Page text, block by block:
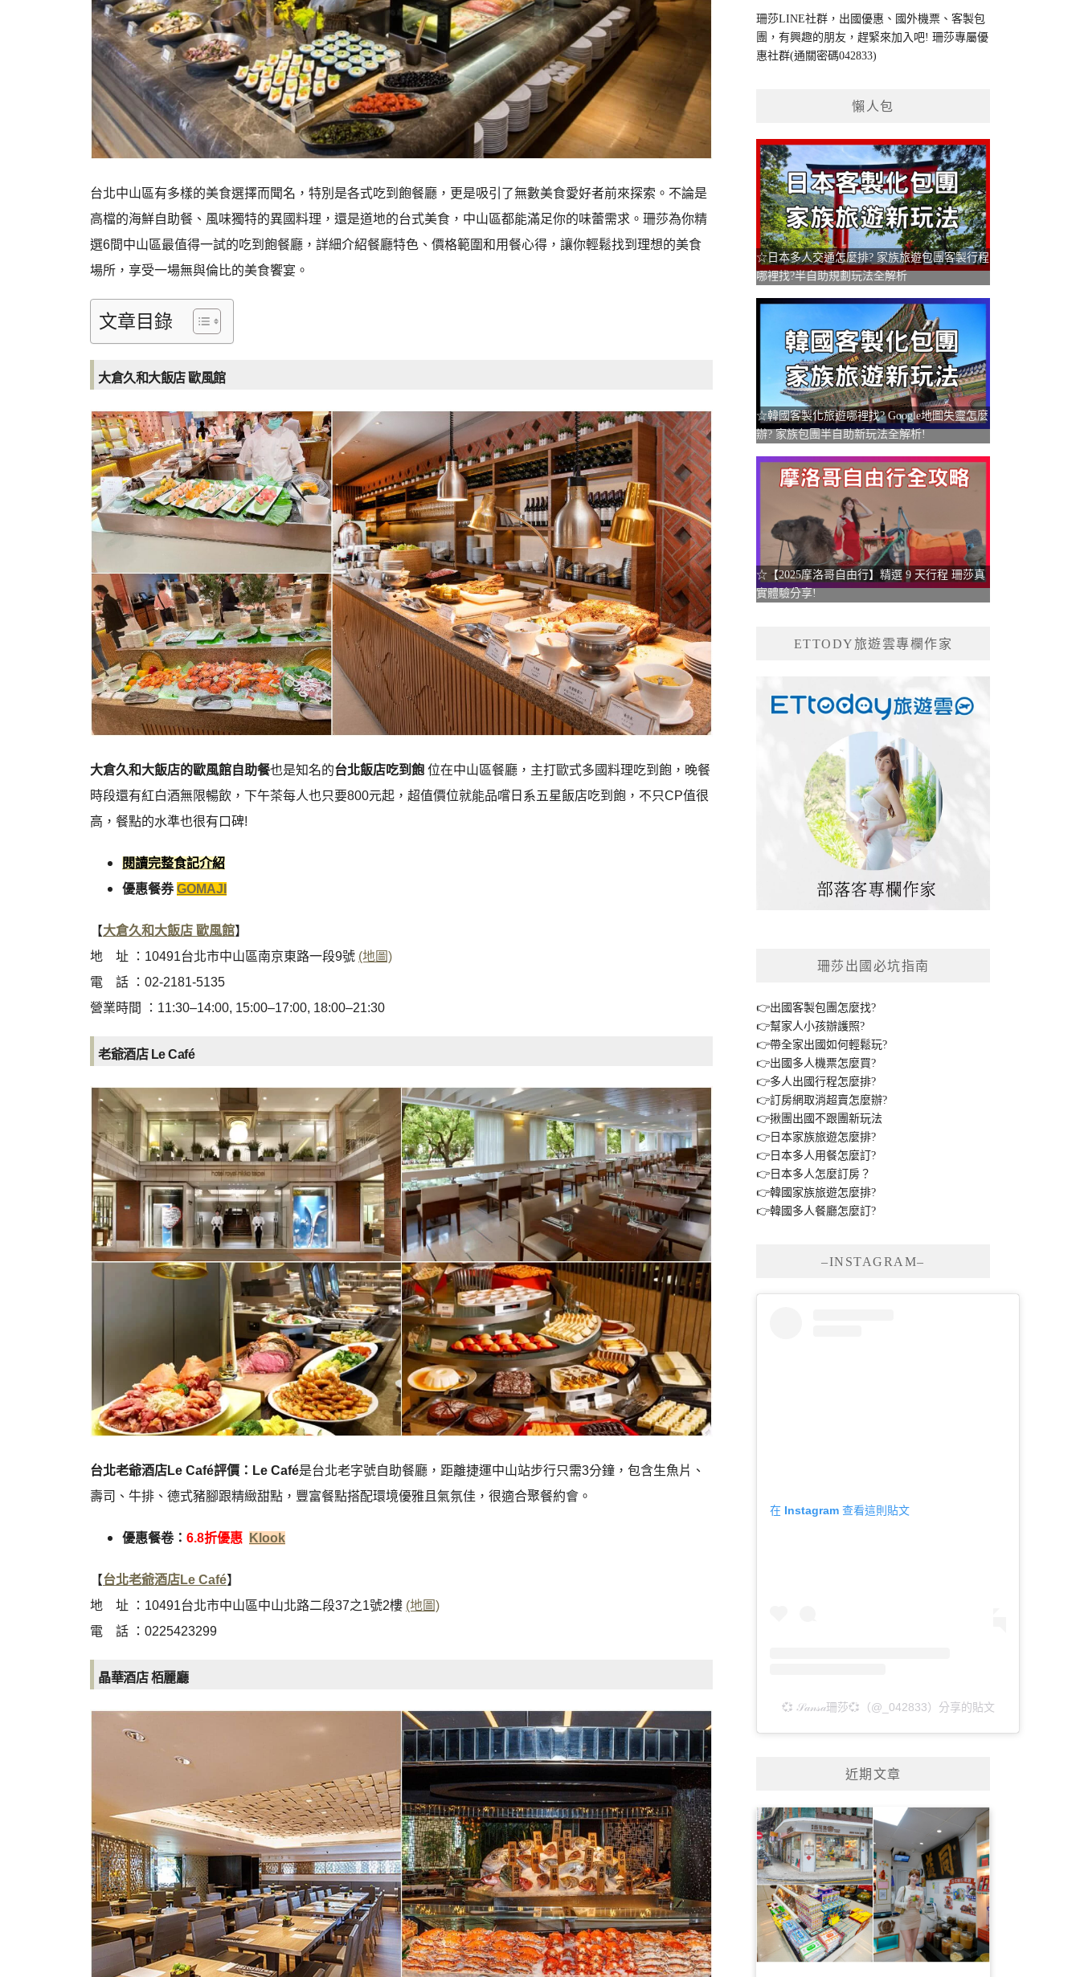
台北中山區有多樣的美食選擇而聞名，特別是各式吃到飽餐廳，更是吸引了無數美食愛好者前來探索。不論是
高檔的海鮮自助餐、風味獨特的異國料理，還是道地的台式美食，中山區都能滿足你的味蕾需求。珊莎為你精
選6間中山區最值得一試的吃到飽餐廳，詳細介紹餐廳特色、價格範圍和用餐心得，讓你輕鬆找到理想的美食
場所，享受一場無與倫比的美食饗宴。
文章目錄
大倉久和大飯店 歐風館
大倉久和大飯店的歐風館自助餐也是知名的台北飯店吃到飽 位在中山區餐廳，主打歐式多國料理吃到飽，晚餐
時段還有紅白酒無限暢飲，下午茶每人也只要800元起，超值價位就能品嚐日系五星飯店吃到飽，不只CP值很
高，餐點的水準也很有口碑!
閱讀完整食記介紹
優惠餐券GOMAJI
【大倉久和大飯店 歐風館】
地 址 ：10491台北市中山區南京東路一段9號 (地圖)
電 話 ：02-2181-5135
營業時間 ：11:30–14:00, 15:00–17:00, 18:00–21:30
老爺酒店 Le Café
台北老爺酒店Le Café評價：Le Café是台北老字號自助餐廳，距離捷運中山站步行只需3分鐘，包含生魚片、
壽司、牛排、德式豬腳跟精緻甜點，豐富餐點搭配環境優雅且氣氛佳，很適合聚餐約會。
優惠餐卷： 6.8折優惠 Klook
【台北老爺酒店Le Café】
地 址 ：10491台北市中山區中山北路二段37之1號2樓 (地圖)
電 話 ：0225423299
晶華酒店栢麗廳
珊莎LINE社群，出國優惠、國外機票、客製包
團，有興趣的朋友，趕緊來加入吧!珊莎專屬優
惠社群(通關密碼042833)
懶人包
☆日本多人交通怎麼排? 家族旅遊包團客製行程
哪裡找?半自助規劃玩法全解析
☆韓國客製化旅遊哪裡找? Google地圖失靈怎麼
辦? 家族包團半自助新玩法全解析!
☆【2025摩洛哥自由行】精選 9 天行程 珊莎真
實體驗分享!
ETTODY旅遊雲專欄作家
珊莎出國必坑指南
👉出國客製包團怎麼找?
👉幫家人小孩辦護照?
👉帶全家出國如何輕鬆玩?
👉出國多人機票怎麼買?
👉多人出國行程怎麼排?
👉訂房網取消超賣怎麼辦?
👉揪團出國不跟團新玩法
👉日本家族旅遊怎麼排?
👉日本多人用餐怎麼訂?
👉日本多人怎麼訂房？
👉韓國家族旅遊怎麼排?
👉韓國多人餐廳怎麼訂?
–INSTAGRAM–
在 Instagram 查看這則貼文
💞 𝒮𝒶𝓃𝓈𝒶珊莎💞（@_042833）分享的貼文
近期文章